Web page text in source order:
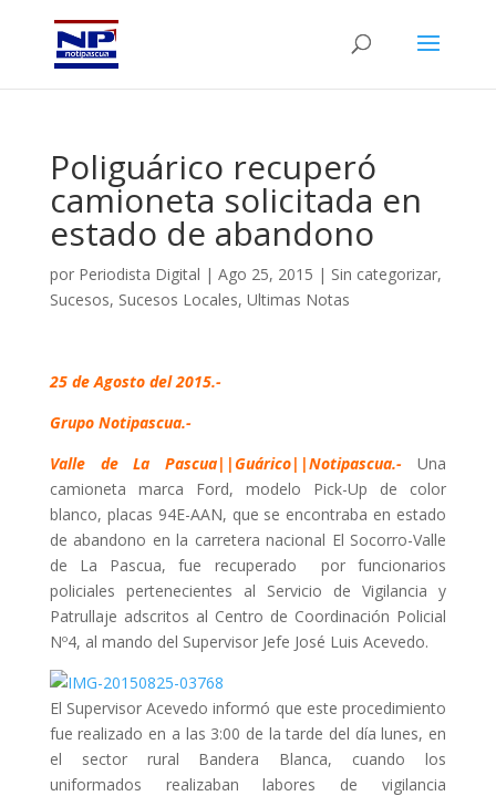
Poliguárico recuperó
camioneta solicitada en
estado de abandono
por Periodista Digital | Ago 25, 2015 | Sin categorizar,
Sucesos, Sucesos Locales, Ultimas Notas
25 de Agosto del 2015.-
Grupo Notipascua.-
Valle de La Pascua||Guárico||Notipascua.-Una
camioneta marca Ford, modelo Pick-Up de color
blanco, placas 94E-AAN, que se encontraba en estado
de abandono en la carretera nacional El Socorro-Valle
de La Pascua, fue recuperado
por funcionarios
policiales pertenecientes al Servicio de Vigilancia y
Patrullaje adscritos al Centro de Coordinación Policial
Nº4, al mando del Supervisor Jefe José Luis Acevedo.
El Supervisor Acevedo informó que este procedimiento
fue realizado en a las 3:00 de la tarde del día lunes, en
el sector rural Bandera Blanca, cuando los
uniformados realizaban labores de vigilancia